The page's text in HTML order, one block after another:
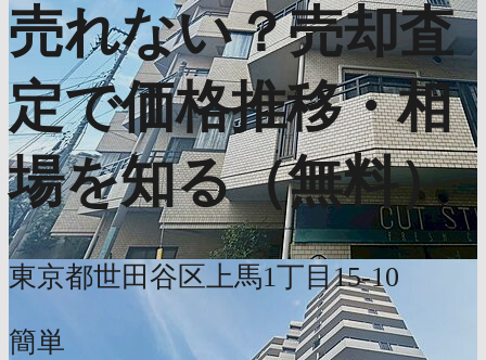
売れない？売却査
定で価格推移・相
場を知る（無料）
東京都世田谷区上馬1丁目15-10
簡単